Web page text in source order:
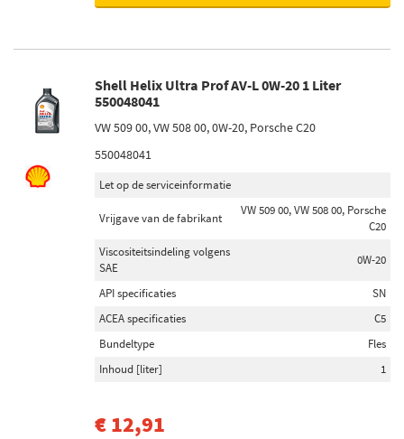
Shell Helix Ultra Prof AV-L 0W-20 1 Liter
550048041
VW 509 00, VW 508 00, 0W-20, Porsche C20
550048041
Let op de serviceinformatie
Vrijgave van de fabrikant
VW 509 00, VW 508 00, Porsche
C20
Viscositeitsindeling volgens
SAE
0W-20
API specificaties
SN
ACEA specificaties
C5
Bundeltype
Fles
Inhoud [liter]
1
€ 12,91